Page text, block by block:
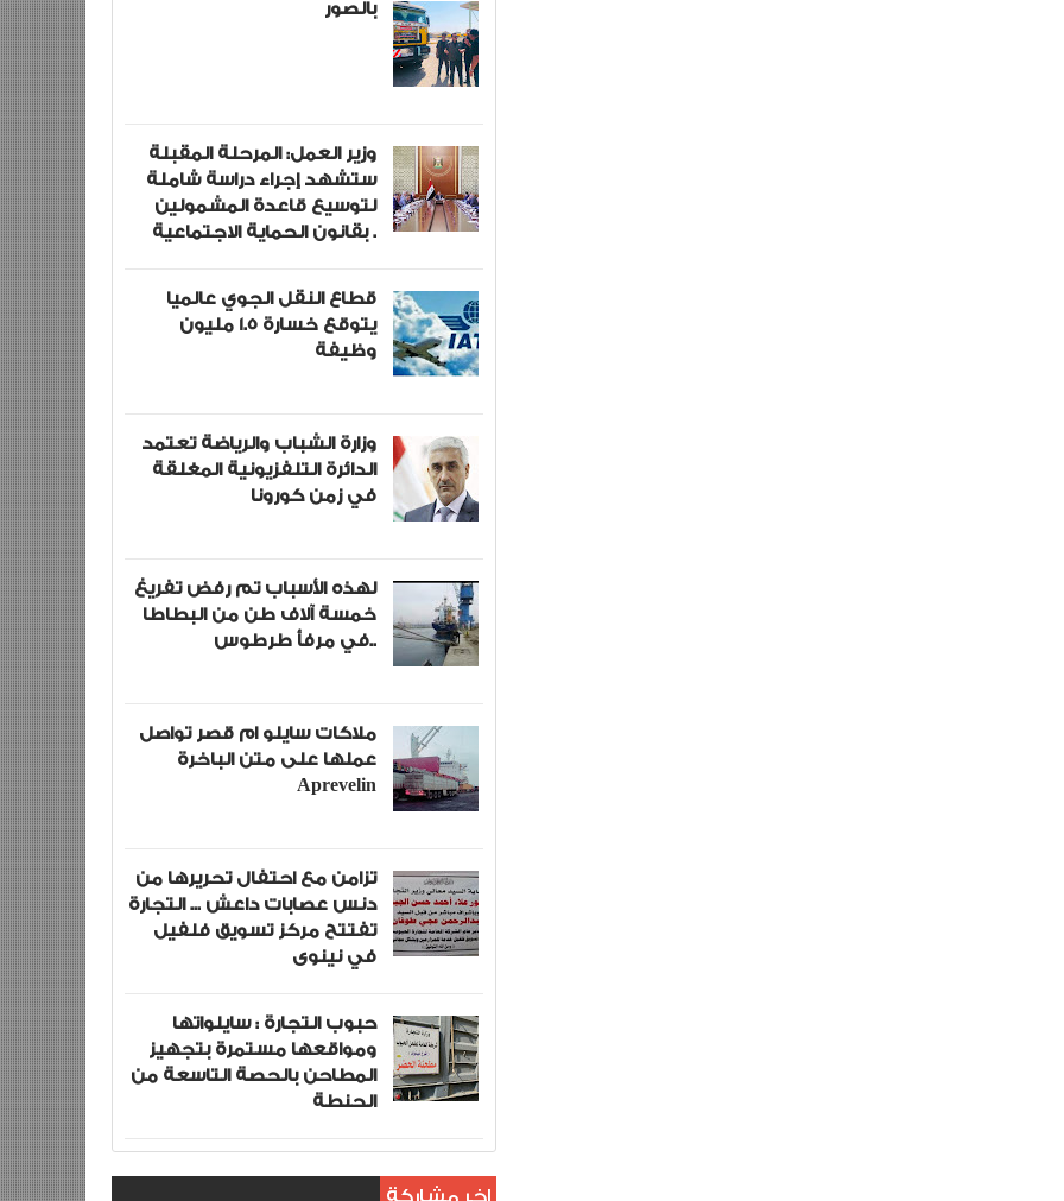
بالصور
وزير العمل: المرحلة المقبلة
ستشهد إجراء دراسة شاملة
لتوسيع قاعدة المشمولين
بقانون الحماية الاجتماعية .
قطاع النقل الجوي عالميا
يتوقع خسارة 1.5 مليون
وظيفة
وزارة الشباب والرياضة تعتمد
الدائرة التلفزيونية المغلقة
في زمن كورونا
لهذه الأسباب تم رفض تفريغ
خمسة آلاف طن من البطاطا
في مرفأ طرطوس..
ملاكات سايلو ام قصر تواصل
عملها على متن الباخرة
Aprevelin
تزامن مع احتفال تحريرها من
دنس عصابات داعش ... التجارة
تفتتح مركز تسويق فلفيل
في نينوى
حبوب التجارة : سايلواتها
ومواقعها مستمرة بتجهيز
المطاحن بالحصة التاسعة من
الحنطة